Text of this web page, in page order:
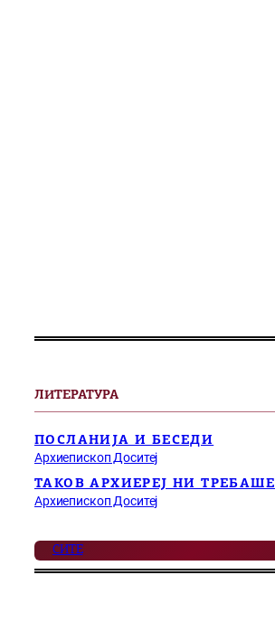
ЛИТЕРАТУРА
ПОСЛАНИЈА И БЕСЕДИ
Архиепископ Доситеј
ТАКОВ АРХИЕРЕЈ НИ ТРЕБАШЕ
Архиепископ Доситеј
СИТЕ